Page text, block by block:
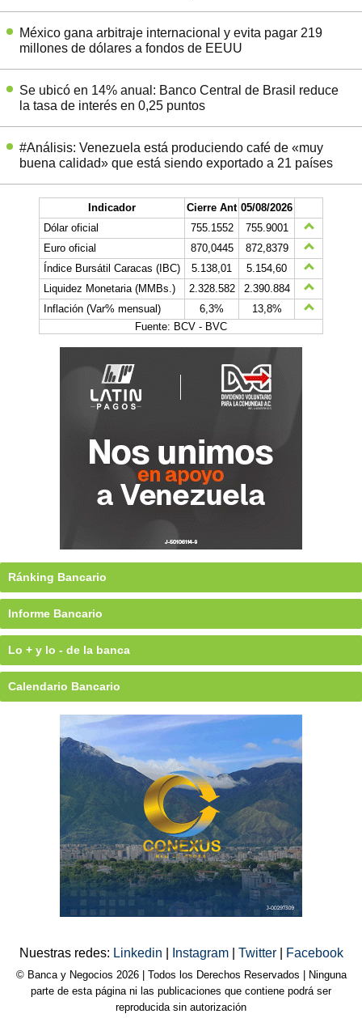
México gana arbitraje internacional y evita pagar 219
millones de dólares a fondos de EEUU
Se ubicó en 14% anual: Banco Central de Brasil reduce
la tasa de interés en 0,25 puntos
#Análisis: Venezuela está produciendo café de «muy
buena calidad» que está siendo exportado a 21 países
Indicador Cierre Ant 05/08/2026
Dólar oficial
755.1552
755.9001
Euro oficial
870,0445
872,8379
Índice Bursátil Caracas (IBC)
5.138,01
5.154,60
Liquidez Monetaria (MMBs.)
2.328.582
2.390.884
Inflación (Var% mensual)
6,3%
13,8%
Fuente: BCV - BVC
Ránking Bancario
Informe Bancario
Lo + y lo - de la banca
Calendario Bancario
Nuestras redes: Linkedin Instagram Twitter Facebook
© Banca y Negocios 2026 | Todos los Derechos Reservados | Ninguna
parte de esta página ni las publicaciones que contiene podrá ser
reproducida sin autorización